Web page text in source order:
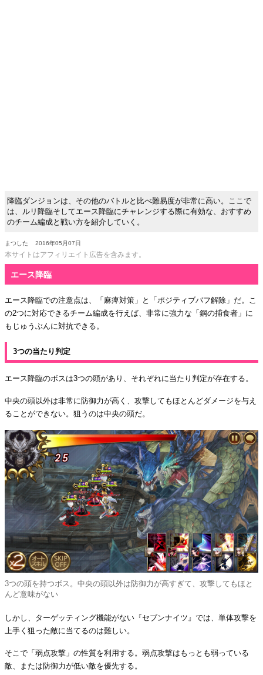
降臨ダンジョンは、その他のバトルと比べ難易度が非常に高い。ここで
は、ルリ降臨そしてエース降臨にチャレンジする際に有効な、おすすめ
のチーム編成と戦い方を紹介していく。
まつした 2016年05月07日
本サイトはアフィリエイト広告を含みます。
エース降臨
エース降臨での注意点は、「麻痺対策」と「ポジティブバフ解除」だ。こ
の2つに対応できるチーム編成を行えば、非常に強力な「鋼の捕食者」に
もじゅうぶんに対抗できる。
3つの当たり判定
エース降臨のボスは3つの頭があり、それぞれに当たり判定が存在する。
中央の頭以外は非常に防御力が高く、攻撃してもほとんどダメージを与え
ることができない。狙うのは中央の頭だ。
3つの頭を持つボス。中央の頭以外は防御力が高すぎて、攻撃してもほと
んど意味がない
しかし、ターゲッティング機能がない『セブンナイツ』では、単体攻撃を
上手く狙った敵に当てるのは難しい。
そこで「弱点攻撃」の性質を利用する。弱点攻撃はもっとも弱っている
敵、または防御力が低い敵を優先する。